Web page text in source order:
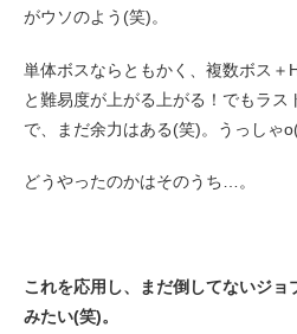
がウソのよう(笑)。
単体ボスならともかく、複数ボス＋
と難易度が上がる上がる！でもラ
で、まだ余力はある(笑)。うっしゃ
どうやったのかはそのうち…。
これを応用し、まだ倒してないジョ
みたい(笑)。